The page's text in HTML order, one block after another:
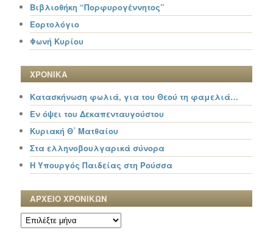
Βιβλιοθήκη “Πορφυρογέννητος”
Εορτολόγιο
Φωνή Κυρίου
ΧΡΟΝΙΚΑ
Κατασκήνωση φωλιά, για του Θεού τη φαμελιά…
Εν όψει του Δεκαπενταυγούστου
Κυριακή Θ΄ Ματθαίου
Στα ελληνοβουλγαρικά σύνορα
Η Υπουργός Παιδείας στη Ρούσσα
ΑΡΧΕΙΟ ΧΡΟΝΙΚΩΝ
ΑΡΧΕΙΟ
ΧΡΟΝΙΚΩΝ